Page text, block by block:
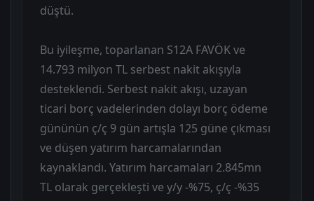
düştü.
Bu iyileşme, toparlanan S12A FAVÖK ve
14.793 milyon TL serbest nakit akışıyla
desteklendi. Serbest nakit akışı, uzayan
ticari borç vadelerinden dolayı borç ödeme
gününün ç/ç 9 gün artışla 125 güne çıkması
ve düşen yatırım harcamalarından
kaynaklandı. Yatırım harcamaları 2.845mn
TL olarak gerçekleşti ve y/y -%75, ç/ç -%35